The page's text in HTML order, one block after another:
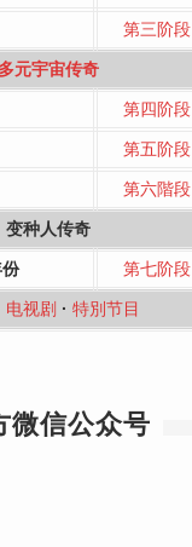
第三阶段
多元宇宙传奇
第四阶段
第五阶段
第六階段
变种人传奇
第七阶段
电视剧 · 特別节目
微信公众号